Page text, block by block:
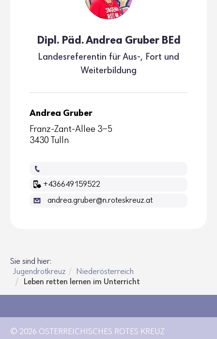
Dipl. Päd. Andrea Gruber BEd
Landes­re­fe­rentin für Aus-, Fort und
Weiter­bil­dung
Andrea Gruber
Franz-Zant-Allee 3-5
3430 Tulln
+436649159522
andrea.gruber@n.roteskreuz.at
Sie sind hier:
Jugendrotkreuz
Niederösterreich
Leben retten lernen im Unterricht
© 2026 ÖSTERREICHISCHES ROTES KREUZ